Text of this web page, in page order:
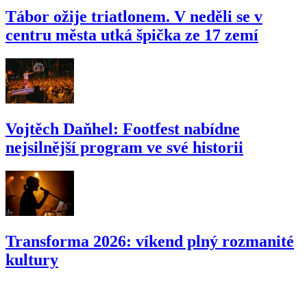
Tábor ožije triatlonem. V neděli se v
centru města utká špička ze 17 zemí
Vojtěch Daňhel: Footfest nabídne
nejsilnější program ve své historii
Transforma 2026: víkend plný rozmanité
kultury